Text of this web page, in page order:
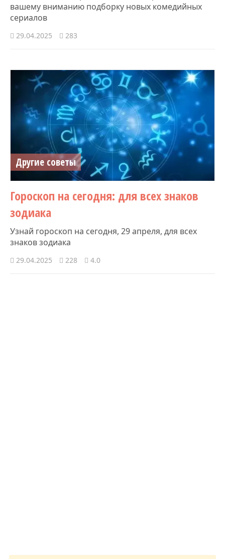
вашему вниманию подборку новых комедийных
сериалов
29.04.2025 283
Другие советы
Гороскоп на сегодня: для всех знаков
зодиака
Узнай гороскоп на сегодня, 29 апреля, для всех
знаков зодиака
29.04.2025 228 4.0